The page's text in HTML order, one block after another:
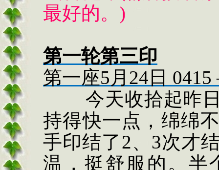
最好的。 )
第一轮第三印
第一座5 月 24 日 0415
今天收拾起昨
持得快一点，绵绵
手印结了 2、 3次才
温，挺舒服的。半